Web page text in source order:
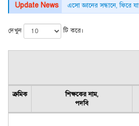
Update News এসো জ্ঞানের সন্ধানে, ফিরে
দেখুন টি করে।
ক্রমিক
শিক্ষকের নাম,
পদবি